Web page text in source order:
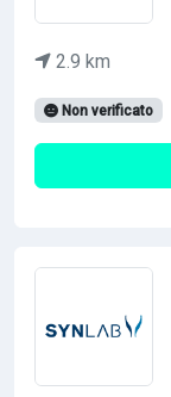
2.9 km
Non verificato